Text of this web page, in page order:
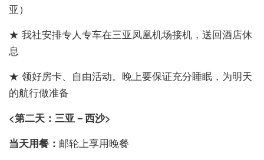
亚）
★ 我社安排专人专车在三亚凤凰机场接机，送回酒店休
息
★ 领好房卡、自由活动。晚上要保证充分睡眠，为明天
的航行做准备
<第二天：三亚－西沙>
当天用餐： 邮轮上享用晚餐